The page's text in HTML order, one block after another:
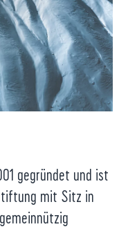
gegründet und ist
mit Sitz in